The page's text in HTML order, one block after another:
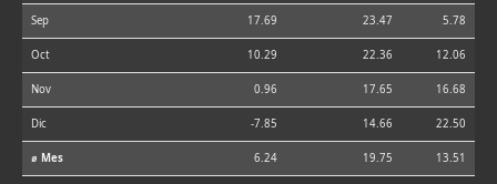
Sep 17.69 23.47 5.78
Oct 10.29 22.36 12.06
Nov 0.96 17.65 16.68
Dic -7.85 14.66 22.50
⌀ Mes 6.24 19.75 13.51